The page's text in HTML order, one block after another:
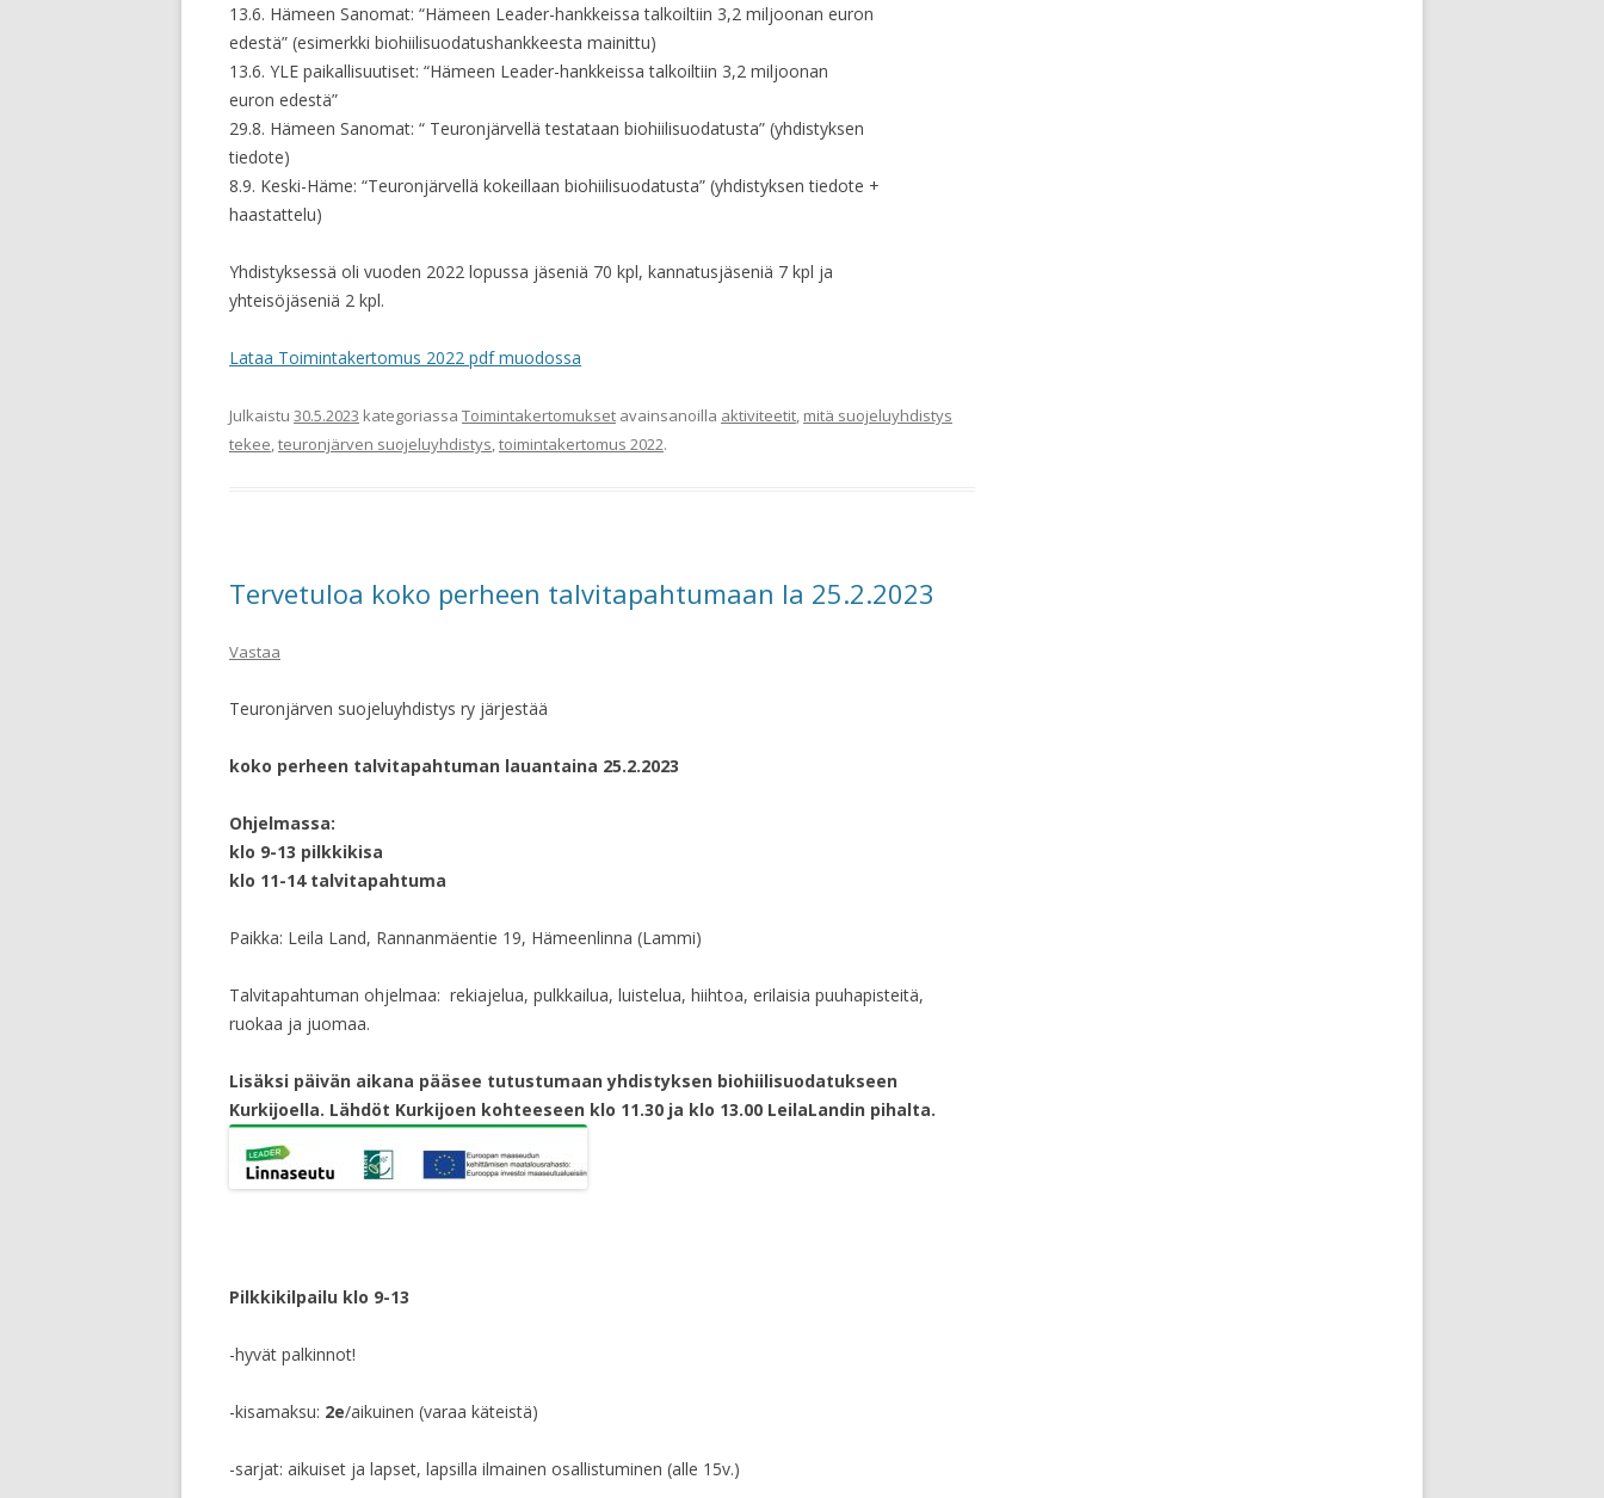
13.6. Hämeen Sanomat: “Hämeen Leader-hankkeissa talkoiltiin 3,2 miljoonan euron
edestä” (esimerkki biohiilisuodatushankkeesta mainittu)
13.6. YLE paikallisuutiset: “Hämeen Leader-hankkeissa talkoiltiin 3,2 miljoonan
euron edestä”
29.8. Hämeen Sanomat: “ Teuronjärvellä testataan biohiilisuodatusta” (yhdistyksen
tiedote)
8.9. Keski-Häme: “Teuronjärvellä kokeillaan biohiilisuodatusta” (yhdistyksen tiedote +
haastattelu)
Yhdistyksessä oli vuoden 2022 lopussa jäseniä 70 kpl, kannatusjäseniä 7 kpl ja
yhteisöjäseniä 2 kpl.
Lataa Toimintakertomus 2022 pdf muodossa
Julkaistu 30.5.2023 kategoriassa Toimintakertomukset avainsanoilla aktiviteetit mitä suojeluyhdistys
tekee teuronjärven suojeluyhdistys toimintakertomus 2022.
Tervetuloa koko perheen talvitapahtumaan la 25.2.2023
Vastaa
Teuronjärven suojeluyhdistys ry järjestää
koko perheen talvitapahtuman lauantaina 25.2.2023
Ohjelmassa:
klo 9-13 pilkkikisa
klo 11-14 talvitapahtuma
Paikka: Leila Land, Rannanmäentie 19, Hämeenlinna (Lammi)
Talvitapahtuman ohjelmaa: rekiajelua, pulkkailua, luistelua, hiihtoa, erilaisia puuhapisteitä,
ruokaa ja juomaa.
Lisäksi päivän aikana pääsee tutustumaan yhdistyksen biohiilisuodatukseen
Kurkijoella. Lähdöt Kurkijoen kohteeseen klo 11.30 ja klo 13.00 LeilaLandin pihalta.
Pilkkikilpailu klo 9-13
-hyvät palkinnot!
-kisamaksu: 2e/aikuinen (varaa käteistä)
-sarjat: aikuiset ja lapset, lapsilla ilmainen osallistuminen (alle 15v.)